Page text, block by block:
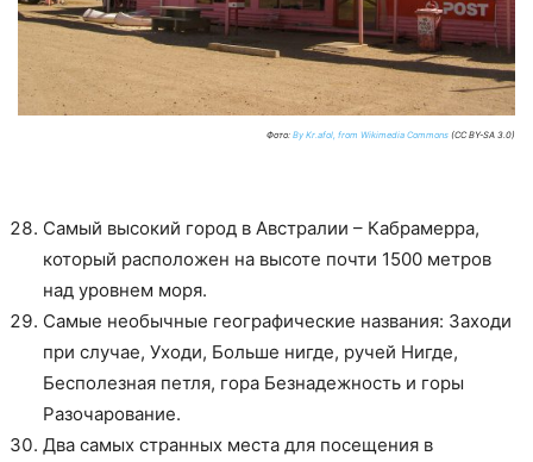
Фото: By Kr.afol, from Wikimedia Commons (CC BY-SA 3.0)
Самый высокий город в Австралии – Кабрамерра,
который расположен на высоте почти 1500 метров
над уровнем моря.
Самые необычные географические названия: Заходи
при случае, Уходи, Больше нигде, ручей Нигде,
Бесполезная петля, гора Безнадежность и горы
Разочарование.
Два самых странных места для посещения в